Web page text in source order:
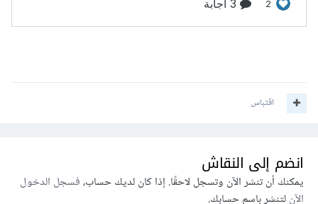
اقتباس
انضم إلى النقاش
يمكنك أن تنشر الآن وتسجل لاحقًا. إذا كان لديك حساب،فسجل الدخول
الآنلتنشر باسم حسابك.